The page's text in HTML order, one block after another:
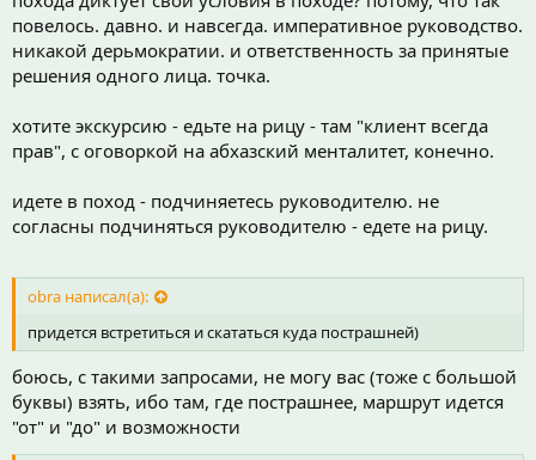
повелось. давно. и навсегда. императивное руководство.
никакой дерьмократии. и ответственность за принятые
решения одного лица. точка.
хотите экскурсию - едьте на рицу - там "клиент всегда
прав", с оговоркой на абхазский менталитет, конечно.
идете в поход - подчиняетесь руководителю. не
согласны подчиняться руководителю - едете на рицу.
obra написал(а):
придется встретиться и скататься куда пострашней)
боюсь, с такими запросами, не могу вас (тоже с большой
буквы) взять, ибо там, где пострашнее, маршрут идется
"от" и "до" и возможности